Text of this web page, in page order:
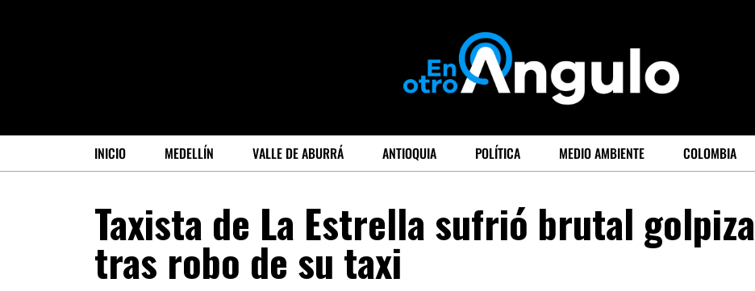
INICIO MEDELLÍN VALLE DE ABURRÁ ANTIOQUIA POLÍTICA MEDIO AMBIENTE COLOMBIA
Taxista de La Estrella sufrió brutal golpiza
tras robo de su taxi